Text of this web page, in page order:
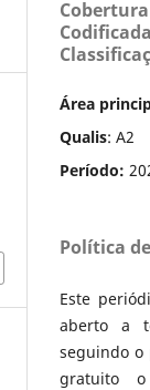
Área
Qualis: A2
Período:
Política
Este
aberto a
seguindo
gratuito